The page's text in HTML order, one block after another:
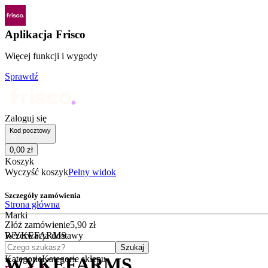
Aplikacja Frisco
Więcej funkcji i wygody
Sprawdź
Zaloguj się
Kod pocztowy
0,00 zł
Koszyk
Wyczyść koszykPełny widok
Szczegóły zamówienia
Złóż zamówienie5,90 zł
Rezerwacja dostawy
Czego szukasz?
Szukaj
KategorieKategorie sklepu
Strona główna
Marki
WYKEFARMS